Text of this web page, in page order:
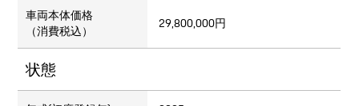
車両本体価格
（消費税込）
29,800,000円
状態